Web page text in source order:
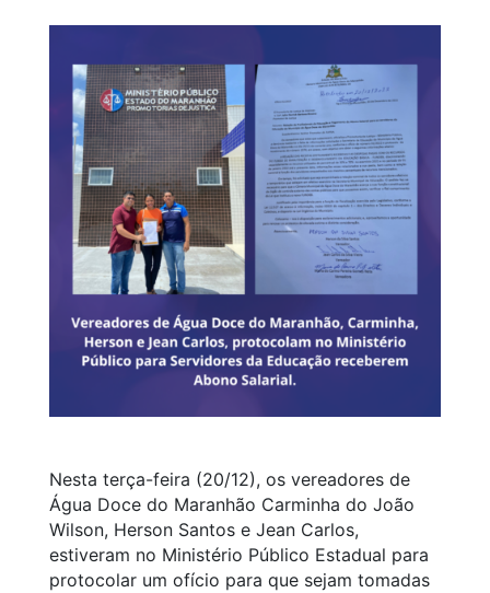
Nesta terça-feira (20/12), os vereadores de
Água Doce do Maranhão Carminha do João
Wilson, Herson Santos e Jean Carlos,
estiveram no Ministério Público Estadual para
protocolar um ofício para que sejam tomadas